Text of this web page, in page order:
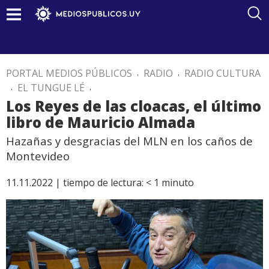
PORTAL MEDIOS PÚBLICOS . RADIO . RADIO CULTURA
. EL TUNGUE LÉ .
Los Reyes de las cloacas, el último
libro de Mauricio Almada
Hazañas y desgracias del MLN en los caños de
Montevideo
11.11.2022 | tiempo de lectura: < 1 minuto